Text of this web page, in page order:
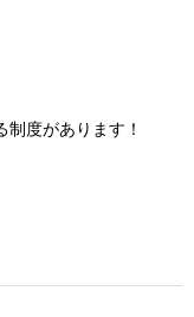
度があります！